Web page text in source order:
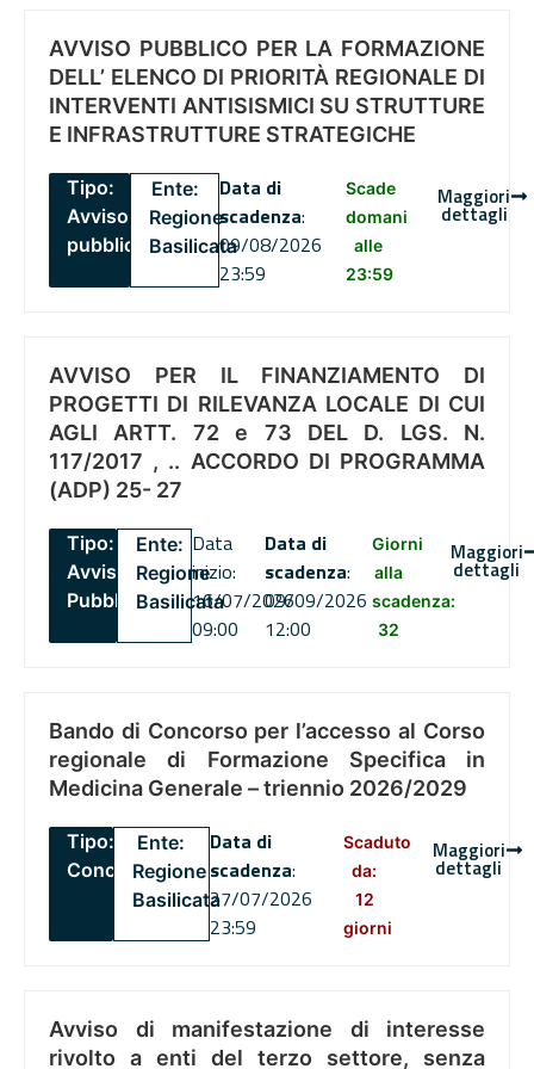
AVVISO PUBBLICO PER LA FORMAZIONE
DELL’ ELENCO DI PRIORITÀ REGIONALE DI
INTERVENTI ANTISISMICI SU STRUTTURE
E INFRASTRUTTURE STRATEGICHE
Tipo:
Avviso
pubblico
Ente:
Regione
Basilicata
Data di
scadenza:
09/08/2026
23:59
Scade
domani
alle
23:59
Maggiori
dettagli
AVVISO PER IL FINANZIAMENTO DI
PROGETTI DI RILEVANZA LOCALE DI CUI
AGLI ARTT. 72 e 73 DEL D. LGS. N.
117/2017 , .. ACCORDO DI PROGRAMMA
(ADP) 25- 27
Tipo:
Avviso
Pubblico
Ente:
Regione
Basilicata
Data
inizio:
16/07/2026
09:00
Data di
scadenza:
09/09/2026
12:00
Giorni
alla
scadenza:
32
Maggiori
dettagli
Bando di Concorso per l’accesso al Corso
regionale di Formazione Specifica in
Medicina Generale – triennio 2026/2029
Tipo:
Concorsi
Ente:
Regione
Basilicata
Data di
scadenza:
27/07/2026
23:59
Scaduto
da:
12
giorni
Maggiori
dettagli
Avviso di manifestazione di interesse
rivolto a enti del terzo settore, senza